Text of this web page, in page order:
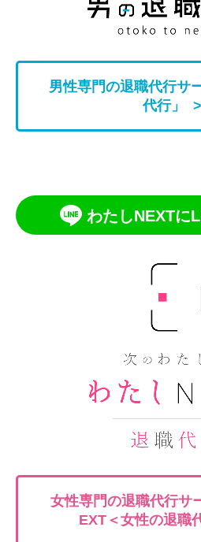
男性専門の退職代行サ
代行」
わたしNEXTに
女性専門の退職代行サ
EXT＜女性の退職